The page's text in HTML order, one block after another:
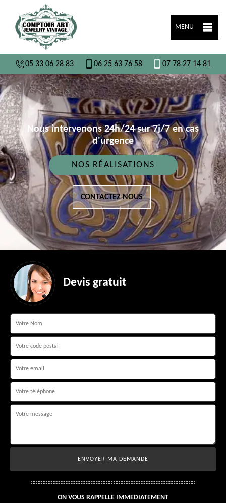
MENU
05 33 06 28 83 06 25 63 76 58 07 78 27 14 81
Nous intervenons 24h/24 sur 7j/7 en cas
d'urgence
NOS RÉALISATIONS
CONTACTEZ NOUS
Devis gratuit
ON VOUS RAPPELLE IMMEDIATEMENT